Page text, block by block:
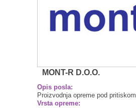
MONT-R D.O.O.
Opis posla:
Proizvodnja opreme pod pritiskom
Vrsta opreme: